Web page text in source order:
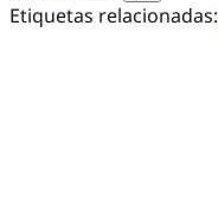
Etiquetas relacionadas: